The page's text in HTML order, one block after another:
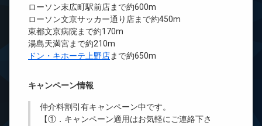
ローソン末広町駅前店まで約600m
ローソン文京サッカー通り店まで約450m
東都文京病院まで約170m
湯島天満宮まで約210m
ドン・キホーテ上野店まで約650m
キャンペーン情報
仲介料割引有キャンペーン中です。
【①．キャンペーン適用はお気軽にご連絡下さ